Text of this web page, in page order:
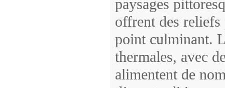
paysages
offrent des reliefs
point culminant.
thermales, avec
alimentent de